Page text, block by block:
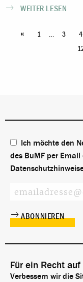
WEITER LESEN
« 1 3 4
Ich möchte den
des BuMF per
Für ein Recht
Verbessern wir die